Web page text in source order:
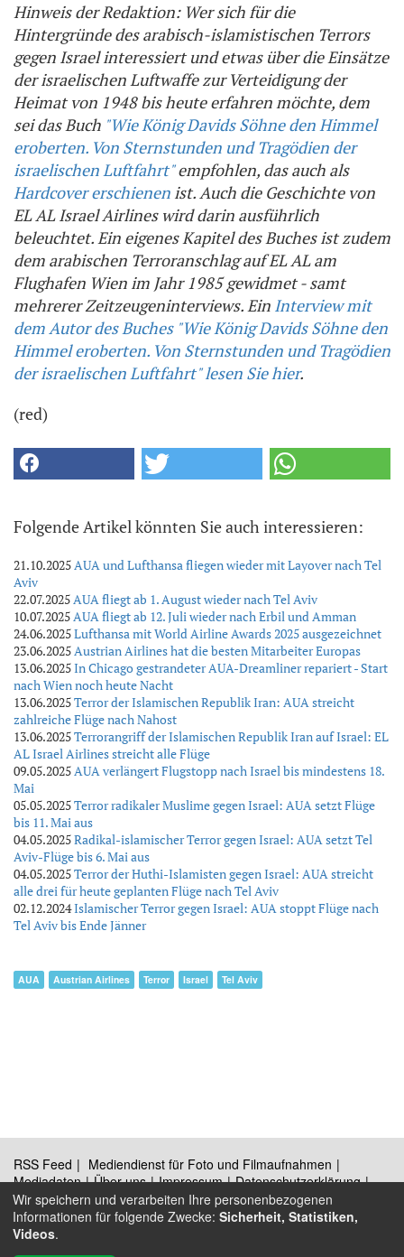
Hinweis der Redaktion: Wer sich für die
Hintergründe des arabisch-islamistischen Terrors
gegen Israel interessiert und etwas über die Einsätze
der israelischen Luftwaffe zur Verteidigung der
Heimat von 1948 bis heute erfahren möchte, dem
sei das Buch "Wie König Davids Söhne den Himmel
eroberten. Von Sternstunden und Tragödien der
israelischen Luftfahrt"empfohlen, das auch als
Hardcover erschienen ist. Auch die Geschichte von
EL AL Israel Airlines wird darin ausführlich
beleuchtet. Ein eigenes Kapitel des Buches ist zudem
dem arabischen Terroranschlag auf EL AL am
Flughafen Wien im Jahr 1985 gewidmet - samt
mehrerer Zeitzeugeninterviews. Ein Interview mit
dem Autor des Buches "Wie König Davids Söhne den
Himmel eroberten. Von Sternstunden und Tragödien
der israelischen Luftfahrt" lesen Sie hier.
(red)
Folgende Artikel könnten Sie auch interessieren:
21.10.2025AUA und Lufthansa fliegen wieder mit Layover nach Tel
Aviv
22.07.2025AUA fliegt ab 1. August wieder nach Tel Aviv
10.07.2025AUA fliegt ab 12. Juli wieder nach Erbil und Amman
24.06.2025Lufthansa mit World Airline Awards 2025 ausgezeichnet
23.06.2025Austrian Airlines hat die besten Mitarbeiter Europas
13.06.2025In Chicago gestrandeter AUA-Dreamliner repariert - Start
nach Wien noch heute Nacht
13.06.2025Terror der Islamischen Republik Iran: AUA streicht
zahlreiche Flüge nach Nahost
13.06.2025Terrorangriff der Islamischen Republik Iran auf Israel: EL
AL Israel Airlines streicht alle Flüge
09.05.2025AUA verlängert Flugstopp nach Israel bis mindestens 18.
Mai
05.05.2025Terror radikaler Muslime gegen Israel: AUA setzt Flüge
bis 11. Mai aus
04.05.2025Radikal-islamischer Terror gegen Israel: AUA setzt Tel
Aviv-Flüge bis 6. Mai aus
04.05.2025Terror der Huthi-Islamisten gegen Israel: AUA streicht
alle drei für heute geplanten Flüge nach Tel Aviv
02.12.2024Islamischer Terror gegen Israel: AUA stoppt Flüge nach
Tel Aviv bis Ende Jänner
AUA Austrian Airlines Terror Israel Tel Aviv
RSS Feed
Mediendienst für Foto und Filmaufnahmen
Mediadaten
Über uns Impressum
Datenschutzerklärung
Kontakt
Wir speichern und verarbeiten Ihre personenbezogenen
Informationen für folgende Zwecke: Sicherheit, Statistiken,
Videos.